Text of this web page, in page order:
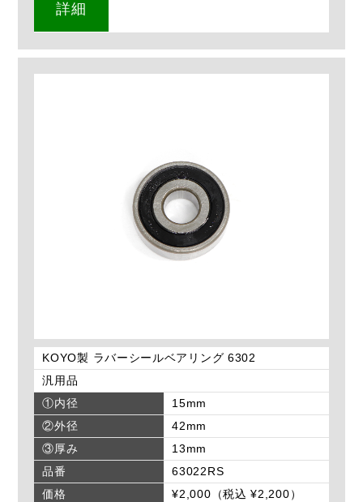
詳細
KOYO製 ラバーシールベアリング 6302
汎用品
①内径
15mm
②外径
42mm
③厚み
13mm
品番
63022RS
価格
¥2,000（税込 ¥2,200）